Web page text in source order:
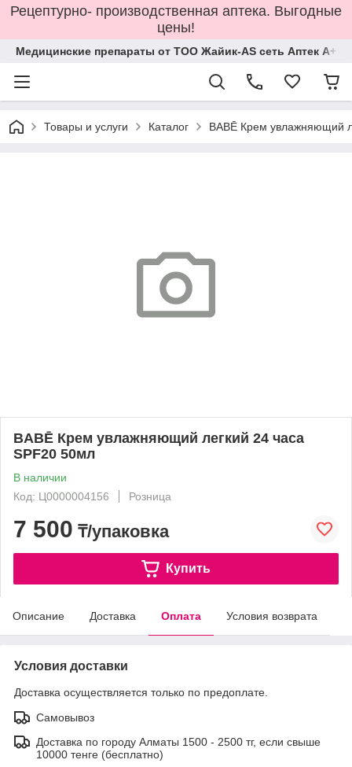
Рецептурно- производственная аптека. Выгодные
цены!
Медицинские препараты от ТОО Жайик-AS сеть Аптек А+
Товары и услуги Каталог BABĒ Крем увлажняющий
BABĒ Крем увлажняющий легкий 24 часа
SPF20 50мл
В наличии
Код: Ц0000004156
Розница
7 500 ₸/упаковка
Купить
Описание Доставка Оплата Условия возврата
Условия доставки
Доставка осуществляется только по предоплате.
Самовывоз
Доставка по городу Алматы 1500 - 2500 тг, если свыше
10000 тенге (бесплатно)